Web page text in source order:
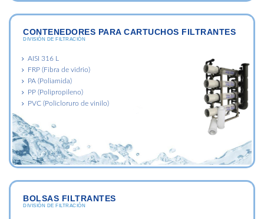
CONTENEDORES PARA CARTUCHOS FILTRANTES
DIVISIÓN DE FILTRACIÓN
AISI 316 L
FRP (Fibra de vidrio)
PA (Poliamida)
PP (Polipropileno)
PVC (Policloruro de vinilo)
BOLSAS FILTRANTES
DIVISIÓN DE FILTRACIÓN